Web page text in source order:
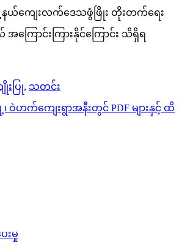
ယ်ကျေးလက်ဒေသဖွံဖြိုး တိုးတက်ရေး
ြောင်းကြားနိုင်ကြောင်း သိရှိရ
းပြု, သတင်း
ဝဲဟက်ကျေးရွာအနီးတွင် PDF များနှင့် ထိ
းမှု